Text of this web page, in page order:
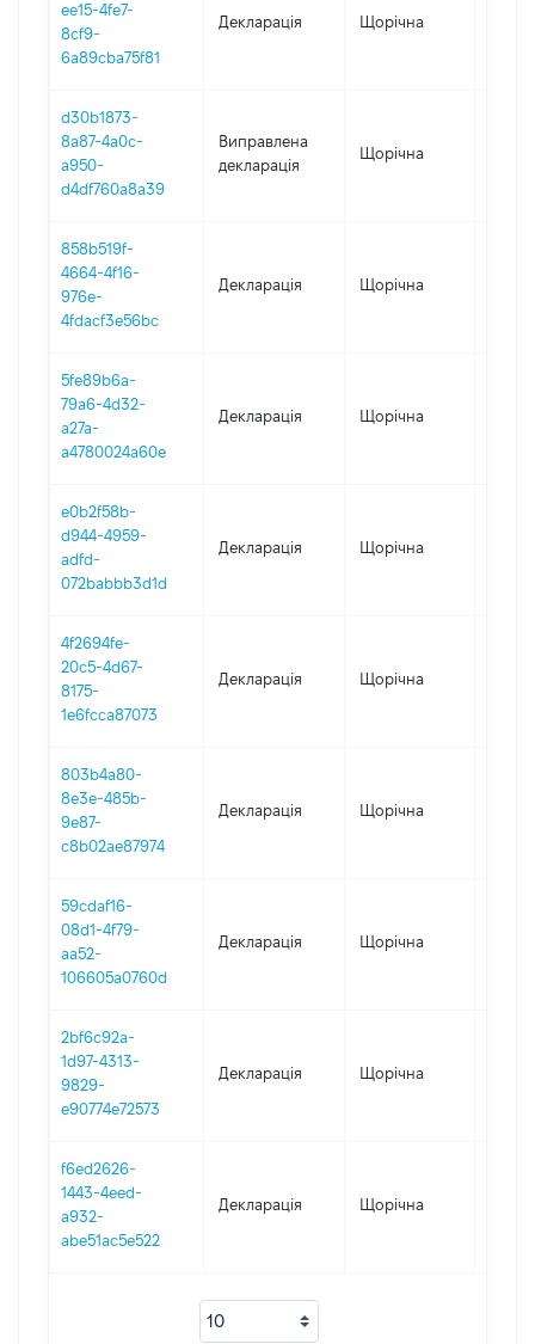
ee15-4fe7-
8cf9-
6a89cba75f81
Декларація Щорічна
d30b1873-
8a87-4a0c-
a950-
d4df760a8a39
Виправлена
декларація
Щорічна
858b519f-
4664-4f16-
976e-
4fdacf3e56bc
Декларація Щорічна
5fe89b6a-
79a6-4d32-
a27a-
a4780024a60e
Декларація Щорічна
e0b2f58b-
d944-4959-
adfd-
072babbb3d1d
Декларація Щорічна
4f2694fe-
20c5-4d67-
8175-
1e6fcca87073
Декларація Щорічна
803b4a80-
8e3e-485b-
9e87-
c8b02ae87974
Декларація Щорічна
59cdaf16-
08d1-4f79-
aa52-
106605a0760d
Декларація Щорічна
2bf6c92a-
1d97-4313-
9829-
e90774e72573
Декларація Щорічна
f6ed2626-
1443-4eed-
a932-
abe51ac5e522
Декларація Щорічна